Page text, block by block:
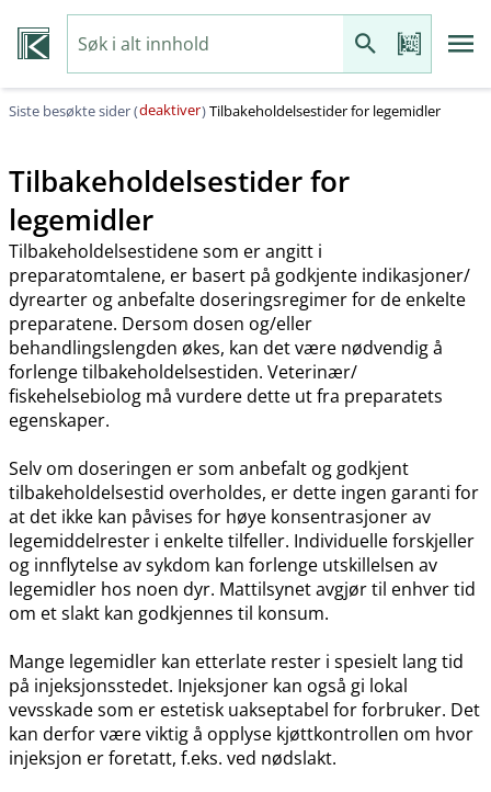
Siste besøkte sider (deaktiver)Tilbakeholdelsestider for legemidler
Tilbakeholdelsestider for
legemidler
Tilbakeholdelsestidene som er angitt i
preparatomtalene, er basert på godkjente indikasjoner​/​
dyrearter og anbefalte doseringsregimer for de enkelte
preparatene. Dersom dosen og​/​eller
behandlingslengden økes, kan det være nødvendig å
forlenge tilbakeholdelsestiden. Veterinær​/​
fiskehelsebiolog må vurdere dette ut fra preparatets
egenskaper.
Selv om doseringen er som anbefalt og godkjent
tilbakeholdelsestid overholdes, er dette ingen garanti for
at det ikke kan påvises for høye konsentrasjoner av
legemiddelrester i enkelte tilfeller. Individuelle forskjeller
og innflytelse av sykdom kan forlenge utskillelsen av
legemidler hos noen dyr. Mattilsynet avgjør til enhver tid
om et slakt kan godkjennes til konsum.
Mange legemidler kan etterlate rester i spesielt lang tid
på injeksjonsstedet. Injeksjoner kan også gi lokal
vevsskade som er estetisk uakseptabel for forbruker. Det
kan derfor være viktig å opplyse kjøttkontrollen om hvor
injeksjon er foretatt, f.eks. ved nødslakt.